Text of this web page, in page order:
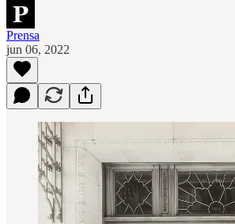
Prensa
jun 06, 2022